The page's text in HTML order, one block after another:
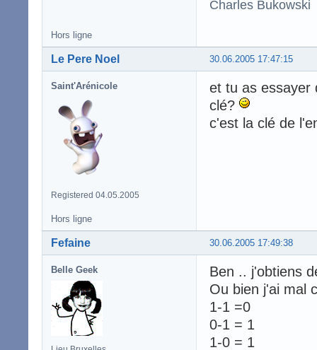
Charles Bukowski
Hors ligne
30.06.2005 17:47:15
Le Pere Noel
Saint'Arénicole
Registered 04.05.2005
et tu as essayer
clé?
c'est la clé de
Hors ligne
30.06.2005 17:49:38
Fefaine
Belle Geek
Ben .. j'obtiens
Ou bien j'ai mal
1-1 =0
0-1 = 1
1-0 = 1